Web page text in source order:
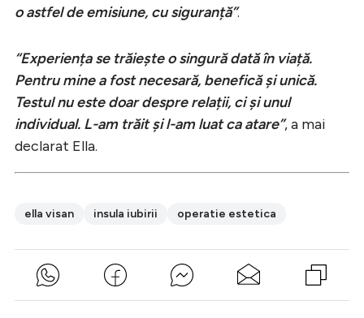
o astfel de emisiune, cu siguranță”.
“Experiența se trăiește o singură dată în viață.
Pentru mine a fost necesară, benefică și unică.
Testul nu este doar despre relații, ci și unul
individual. L-am trăit și l-am luat ca atare”, a mai
declarat Ella.
ella visan insula iubirii operatie estetica